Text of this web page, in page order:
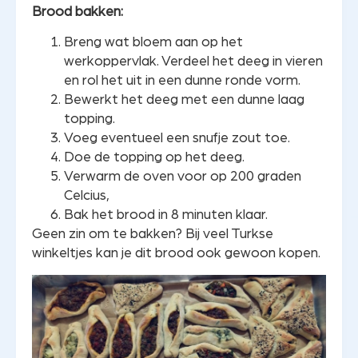
Brood bakken:
Breng wat bloem aan op het
werkoppervlak. Verdeel het deeg in vieren
en rol het uit in een dunne ronde vorm.
Bewerkt het deeg met een dunne laag
topping.
Voeg eventueel een snufje zout toe.
Doe de topping op het deeg.
Verwarm de oven voor op 200 graden
Celcius,
Bak het brood in 8 minuten klaar.
Geen zin om te bakken? Bij veel Turkse
winkeltjes kan je dit brood ook gewoon kopen.